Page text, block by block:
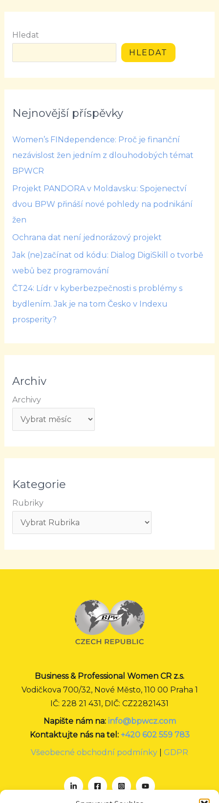
Hledat
HLEDAT
Nejnovější příspěvky
Women’s FINdependence: Proč je finanční
nezávislost žen jedním z dlouhodobých témat
BPWCR
Projekt PANDORA v Moldavsku: Spojenectví
dvou BPW přináší nové pohledy na podnikání
žen
Ochrana dat není jednorázový projekt
Jak (ne)začínat od kódu: Dialog DigiSkill o tvorbě
webů bez programování
ČT24: Lídr v kyberbezpečnosti s problémy s
bydlením. Jak je na tom Česko v Indexu
prosperity?
Archiv
Archivy
Kategorie
Rubriky
Business & Professional Women CR z.s.
Vodičkova 700/32, Nové Město, 110 00 Praha 1
IČ: 228 21 431, DIČ: CZ22821431
Napište nám na: info@bpwcz.com
Kontaktujte nás na tel: +420 602 559 783
Všeobecné obchodní podmínky
GDPR